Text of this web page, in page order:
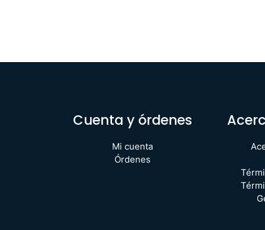
Cuenta y órdenes
Mi cuenta
Órdenes